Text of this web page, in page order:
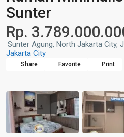
Sunter
Rp.
Sunter Agung, North Jakarta City,
Jakarta City
Share Favorite Print